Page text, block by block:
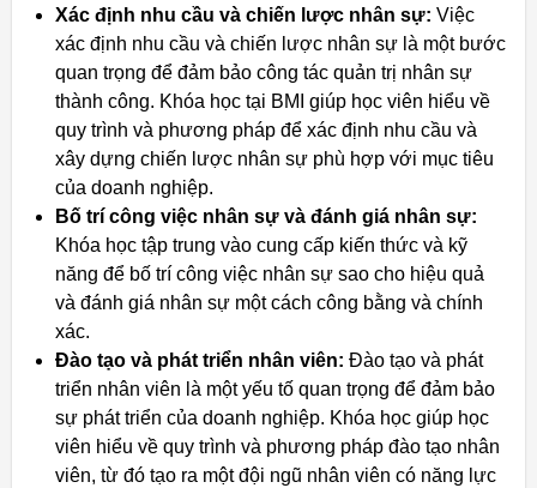
Xác định nhu cầu và chiến lược nhân sự: Việc
xác định nhu cầu và chiến lược nhân sự là một bước
quan trọng để đảm bảo công tác quản trị nhân sự
thành công. Khóa học tại BMI giúp học viên hiểu về
quy trình và phương pháp để xác định nhu cầu và
xây dựng chiến lược nhân sự phù hợp với mục tiêu
của doanh nghiệp.
Bố trí công việc nhân sự và đánh giá nhân sự:
Khóa học tập trung vào cung cấp kiến thức và kỹ
năng để bố trí công việc nhân sự sao cho hiệu quả
và đánh giá nhân sự một cách công bằng và chính
xác.
Đào tạo và phát triển nhân viên: Đào tạo và phát
triển nhân viên là một yếu tố quan trọng để đảm bảo
sự phát triển của doanh nghiệp. Khóa học giúp học
viên hiểu về quy trình và phương pháp đào tạo nhân
viên, từ đó tạo ra một đội ngũ nhân viên có năng lực